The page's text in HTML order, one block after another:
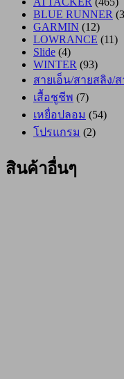
BLUE RUNNER
GARMIN (12)
LOWRANCE (11)
Slide (4)
WINTER (93)
สายเอ็น/สายสลิง/
เสื้อชูชีพ (7)
เหยื่อปลอม (54)
โปรแกรม (2)
สินค้าอื่นๆ